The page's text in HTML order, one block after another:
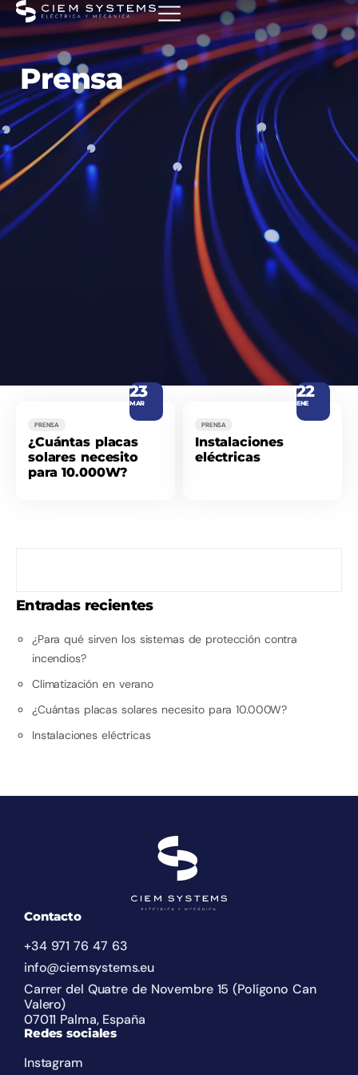
Prensa
23
MAR
PRENSA
¿Cuántas placas
solares necesito
para 10.000W?
22
ENE
PRENSA
Instalaciones
eléctricas
Entradas recientes
¿Para qué sirven los sistemas de protección contra
incendios?
Climatización en verano
¿Cuántas placas solares necesito para 10.000W?
Instalaciones eléctricas
Contacto
+34 971 76 47 63
info@ciemsystems.eu
Carrer del Quatre de Novembre 15 (Polígono Can
Valero)
07011 Palma, España
Redes sociales
Instagram